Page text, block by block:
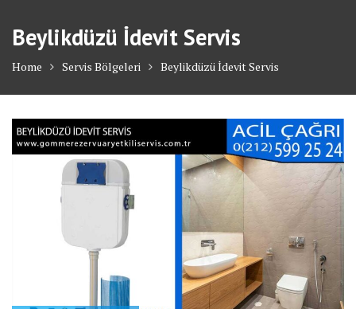
Beylikdüzü İdevit Servis
Home Servis Bölgeleri Beylikdüzü İdevit Servis